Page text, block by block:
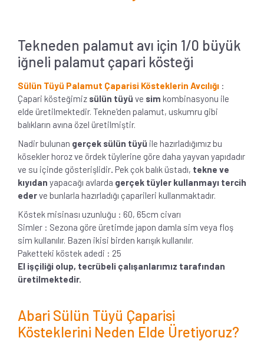
Tekneden palamut avı için 1/0 büyük
iğneli palamut çapari kösteği
Sülün Tüyü Palamut Çaparisi Kösteklerin Avcılığı :
Çapari kösteğimiz sülün tüyü ve sim kombinasyonu ile
elde üretilmektedir. Tekne'den palamut, uskumru gibi
balıkların avına özel üretilmiştir.
Nadir bulunan gerçek sülün tüyü ile hazırladığımız bu
kösekler horoz ve ördek tüylerine göre daha yayvan yapıdadır
ve su içinde gösterişlidir Pek çok balık üstadı, tekne ve
kıyıdan yapacağı avlarda gerçek tüyler kullanmayı tercih
ederve bunlarla hazırladığı çaparileri kullanmaktadır.
Köstek misinası uzunluğu : 60, 65cm civarı
Simler : Sezona göre üretimde japon damla sim veya floş
sim kullanılır. Bazen ikisi birden karışık kullanılır.
Paketteki köstek adedi : 25
El işçiliği olup, tecrübeli çalışanlarımız tarafından
üretilmektedir.
Abari Sülün Tüyü Çaparisi
Kösteklerini Neden Elde Üretiyoruz?